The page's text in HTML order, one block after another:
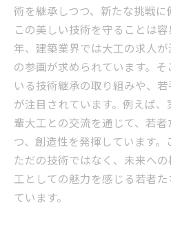
術を継承しつつ、新たな挑戦に
この美しい技術を守ることは
年、建築業界では大工の求人
の参画が求められています。
いる技術継承の取り組みや、
が注目されています。例えば
輩大工との交流を通じて、若
つ、創造性を発揮しています
ただの技術ではなく、未来へ
工としての魅力を感じる若者
ています。